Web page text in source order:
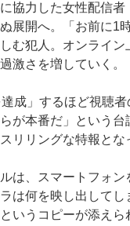
協力した女性配信
展開へ。「お前に1
む犯人。オンライ
激さを増していく。
成」するほど視聴
が本番だ」という
リリングな特報とな
は、スマートフォン
は何を映し出して
いうコピーが添え